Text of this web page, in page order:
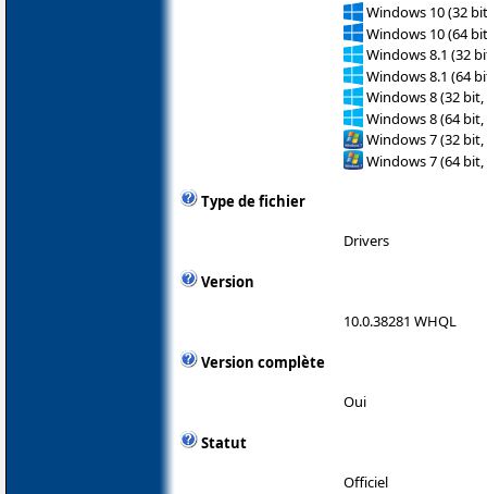
Windows 10 (32
Windows 10 (64
Windows 8.1 (32
Windows 8.1 (64
Windows 8 (32 bit,
Windows 8 (64 bit,
Windows 7 (32 bit,
Windows 7 (64 bit,
Type de fichier
Drivers
Version
10.0.38281 WHQL
Version complète
Oui
Statut
Officiel